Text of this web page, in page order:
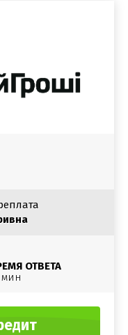
ОТВЕТА
мин